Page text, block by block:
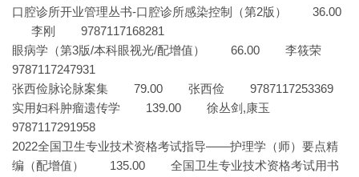
口腔诊所开业管理丛书-口腔诊所感染控制（第2版） 36.00
李刚 9787117168281
眼病学（第3版/本科眼视光/配增值） 66.00 李筱荣
9787117247931
张西俭脉论脉案集 79.00 张西俭 9787117253369
实用妇科肿瘤遗传学 139.00 徐丛剑,康玉
9787117291958
2022全国卫生专业技术资格考试指导——护理学（师）要点精
编（配增值） 135.00 全国卫生专业技术资格考试用书